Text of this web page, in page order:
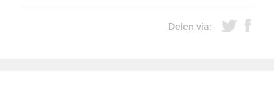
Delen via: